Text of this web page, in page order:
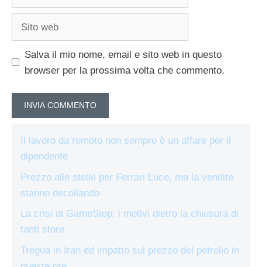
Sito
Salva il mio nome, email e sito web in questo
browser per la prossima volta che commento.
Il lavoro da remoto non sempre è un affare per il
dipendente
Prezzo alle stelle per Ferrari Luce, ma la vendite
stanno decollando
La crisi di GameStop: i motivi dietro la chiusura di
tanti store
Tregua in Iran ed impatto sul prezzo del petrolio in